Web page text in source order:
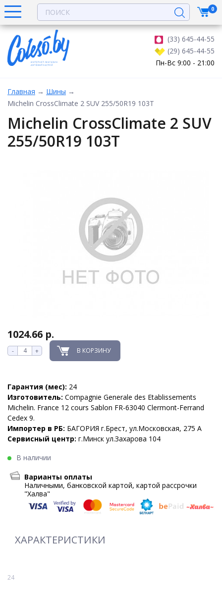
(33) 645-44-55
(29) 645-44-55
Пн-Вс 9:00 - 21:00
0
Главная → Шины →
Michelin CrossClimate 2 SUV 255/50R19 103T
Michelin CrossClimate 2 SUV
255/50R19 103T
1024.66 р.
- + В КОРЗИНУ
Гарантия (мес): 24
Изготовитель: Compagnie Generale des Etablissements
Michelin. France 12 cours Sablon FR-63040 Clermont-Ferrand
Cedex 9.
Импортер в РБ: БАГОРИЯ г.Брест, ул.Московская, 275 А
Сервисный центр: г.Минск ул.Захарова 104
В наличии
Варианты оплаты
Наличными, банковской картой, картой рассрочки
"Халва"
ХАРАКТЕРИСТИКИ
24